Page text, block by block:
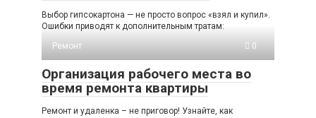
Выбор гипсокартона — не просто вопрос «взял и купил».
Ошибки приводят к дополнительным тратам:
Ремонт
0
Организация рабочего места во
время ремонта квартиры
Ремонт и удаленка – не приговор! Узнайте, как